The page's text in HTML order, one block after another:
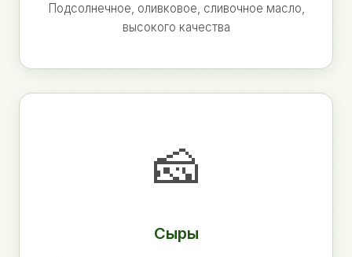
Подсолнечное, оливковое, сливочное масло,
высокого качества
🧀
Сыры